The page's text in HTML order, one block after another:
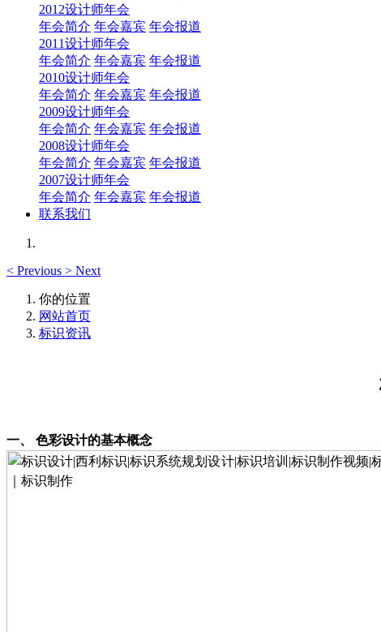
2012设计师年会
年会简介 年会嘉宾 年会报道
2011设计师年会
年会简介 年会嘉宾 年会报道
2010设计师年会
年会简介 年会嘉宾 年会报道
2009设计师年会
年会简介 年会嘉宾 年会报道
2008设计师年会
年会简介 年会嘉宾 年会报道
2007设计师年会
年会简介 年会嘉宾 年会报道
联系我们
< Previous > Next
你的位置
网站首页
标识资讯
一、
色彩设计的基本概念